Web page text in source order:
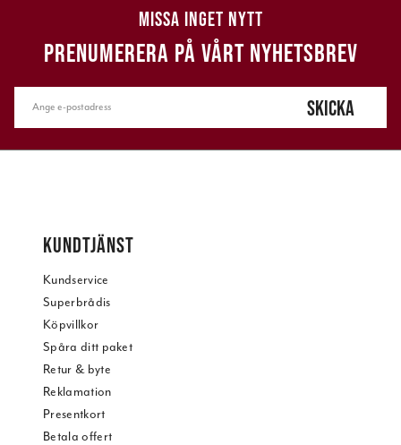
MISSA INGET NYTT
PRENUMERERA PÅ VÅRT NYHETSBREV
SKICKA
KUNDTJÄNST
Kundservice
Superbrådis
Köpvillkor
Spåra ditt paket
Retur & byte
Reklamation
Presentkort
Betala offert